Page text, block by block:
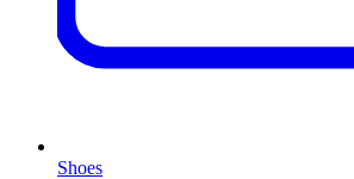
Shoes